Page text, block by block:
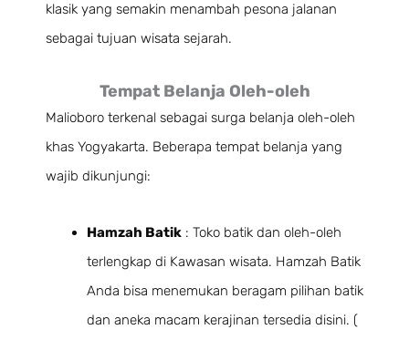
klasik yang semakin menambah pesona jalanan
sebagai tujuan wisata sejarah.
Tempat Belanja Oleh-oleh
Malioboro terkenal sebagai surga belanja oleh-oleh
khas Yogyakarta. Beberapa tempat belanja yang
wajib dikunjungi:
Hamzah Batik: Toko batik dan oleh-oleh
terlengkap di Kawasan wisata. Hamzah Batik
Anda bisa menemukan beragam pilihan batik
dan aneka macam kerajinan tersedia disini. (